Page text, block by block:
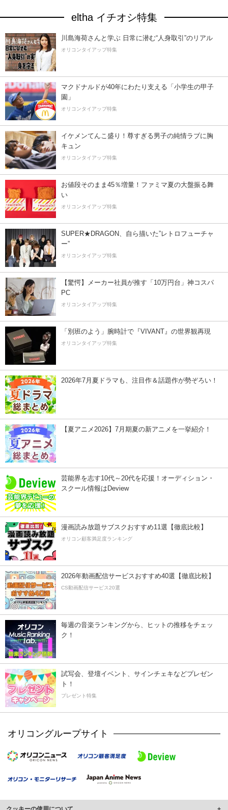
eltha イチオシ特集
川島海荷さんと学ぶ 日常に潜む“人身取引”のリアル
オリコンタイアップ特集
マクドナルドが40年にわたり支える「小学生の甲子
園」
オリコンタイアップ特集
イケメンてんこ盛り！尊すぎる男子の純情ラブに胸
キュン
オリコンタイアップ特集
お値段そのまま45％増量！ファミマ夏の大盤振る舞
い
オリコンタイアップ特集
SUPER★DRAGON、自ら描いた”レトロフューチャ
ー”
オリコンタイアップ特集
【驚愕】メーカー社員が推す「10万円台」神コスパ
PC
オリコンタイアップ特集
「別班のよう」腕時計で『VIVANT』の世界観再現
オリコンタイアップ特集
2026年7月夏ドラマも、注目作＆話題作が勢ぞろい！
【夏アニメ2026】7月期夏の新アニメを一挙紹介！
芸能界を志す10代～20代を応援！オーディション・
スクール情報はDeview
漫画読み放題サブスクおすすめ11選【徹底比較】
オリコン顧客満足度ランキング
2026年動画配信サービスおすすめ40選【徹底比較】
CS動画配信サービス20選
毎週の音楽ランキングから、ヒットの推移をチェッ
ク！
試写会、登壇イベント、サインチェキなどプレゼン
ト！
プレゼント特集
オリコングループサイト